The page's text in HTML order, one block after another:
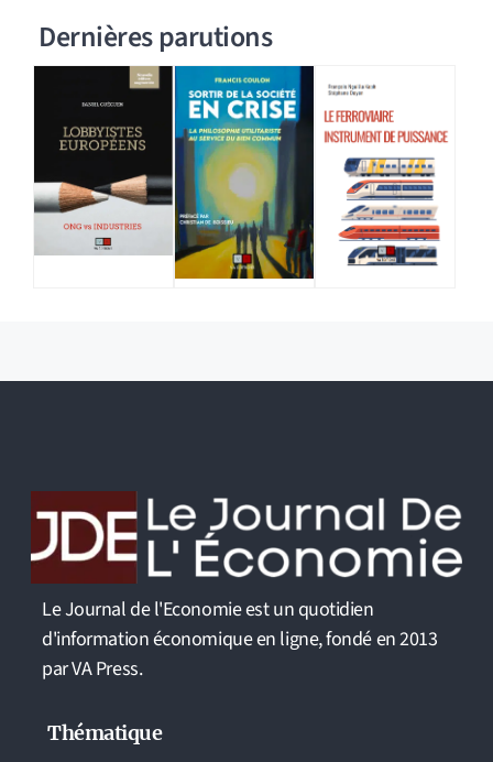
Dernières parutions
Le Journal de l'Economie est un quotidien
d'information économique en ligne, fondé en 2013
par VA Press.
Thématique